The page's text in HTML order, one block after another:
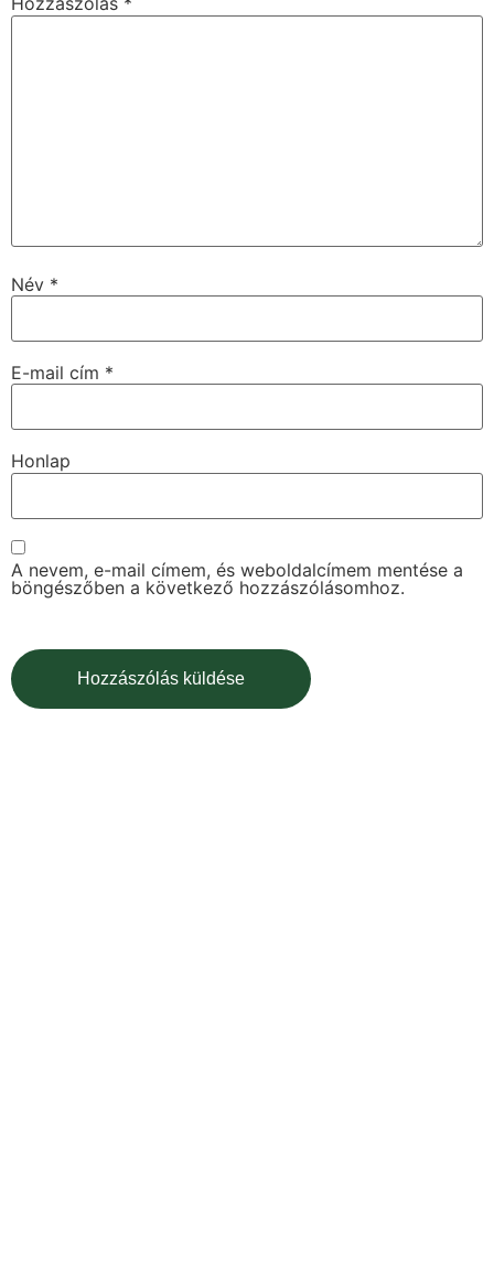
Név *
E-mail cím *
Honlap
A nevem, e-mail címem, és weboldalcímem mentése a
böngészőben a következő hozzászólásomhoz.